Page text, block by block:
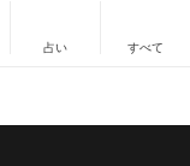
占い すべて